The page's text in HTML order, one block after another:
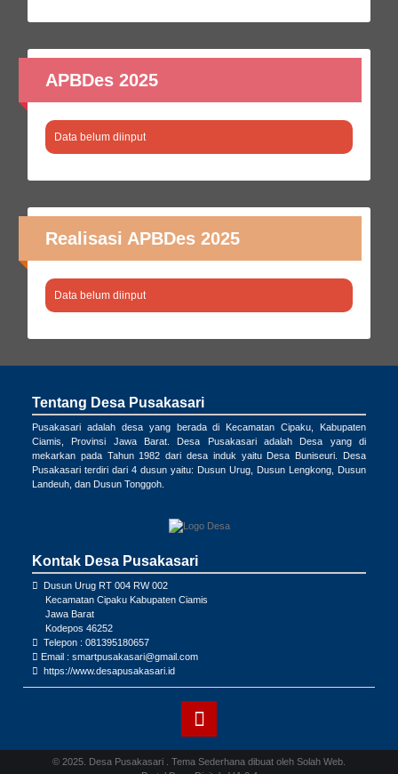
APBDes 2025
Data belum diinput
Realisasi APBDes 2025
Data belum diinput
Tentang Desa Pusakasari
Pusakasari adalah desa yang berada di Kecamatan Cipaku, Kabupaten
Ciamis, Provinsi Jawa Barat. Desa Pusakasari adalah Desa yang di
mekarkan pada Tahun 1982 dari desa induk yaitu Desa Buniseuri. Desa
Pusakasari terdiri dari 4 dusun yaitu: Dusun Urug, Dusun Lengkong, Dusun
Landeuh, dan Dusun Tonggoh.
Kontak Desa Pusakasari
Dusun Urug RT 004 RW 002
Kecamatan Cipaku Kabupaten Ciamis
Jawa Barat
Kodepos 46252
Telepon : 081395180657
Email : smartpusakasari@gmail.com
https://www.desapusakasari.id
© 2025. Desa Pusakasari . Tema Sederhana dibuat oleh Solah Web